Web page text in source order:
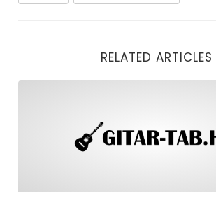
RELATED ARTICLES